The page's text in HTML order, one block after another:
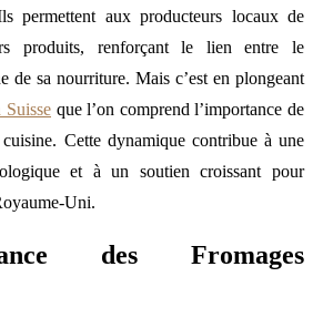
permettent aux producteurs locaux de
produits, renforçant le lien entre le
de sa nourriture. Mais c’est en plongeant
Suisse que l’on comprend l’importance de
Cette dynamique contribue à une
et à un soutien croissant pour
Uni.
des Fromages